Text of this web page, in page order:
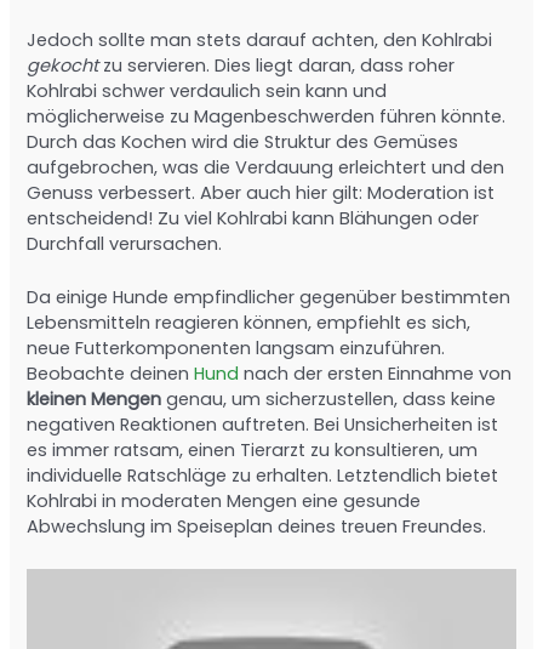
Jedoch sollte man stets darauf achten, den Kohlrabi
gekochtzu servieren. Dies liegt daran, dass roher
Kohlrabi schwer verdaulich sein kann und
möglicherweise zu Magenbeschwerden führen könnte.
Durch das Kochen wird die Struktur des Gemüses
aufgebrochen, was die Verdauung erleichtert und den
Genuss verbessert. Aber auch hier gilt: Moderation ist
entscheidend! Zu viel Kohlrabi kann Blähungen oder
Durchfall verursachen.
Da einige Hunde empfindlicher gegenüber bestimmten
Lebensmitteln reagieren können, empfiehlt es sich,
neue Futterkomponenten langsam einzuführen.
Beobachte deinenHund nach der ersten Einnahme von
kleinen Mengen genau, um sicherzustellen, dass keine
negativen Reaktionen auftreten. Bei Unsicherheiten ist
es immer ratsam, einen Tierarzt zu konsultieren, um
individuelle Ratschläge zu erhalten. Letztendlich bietet
Kohlrabi in moderaten Mengen eine gesunde
Abwechslung im Speiseplan deines treuen Freundes.